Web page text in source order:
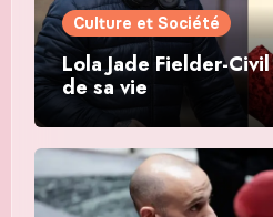
Culture et Société
Lola Jade Fielder-
de sa vie